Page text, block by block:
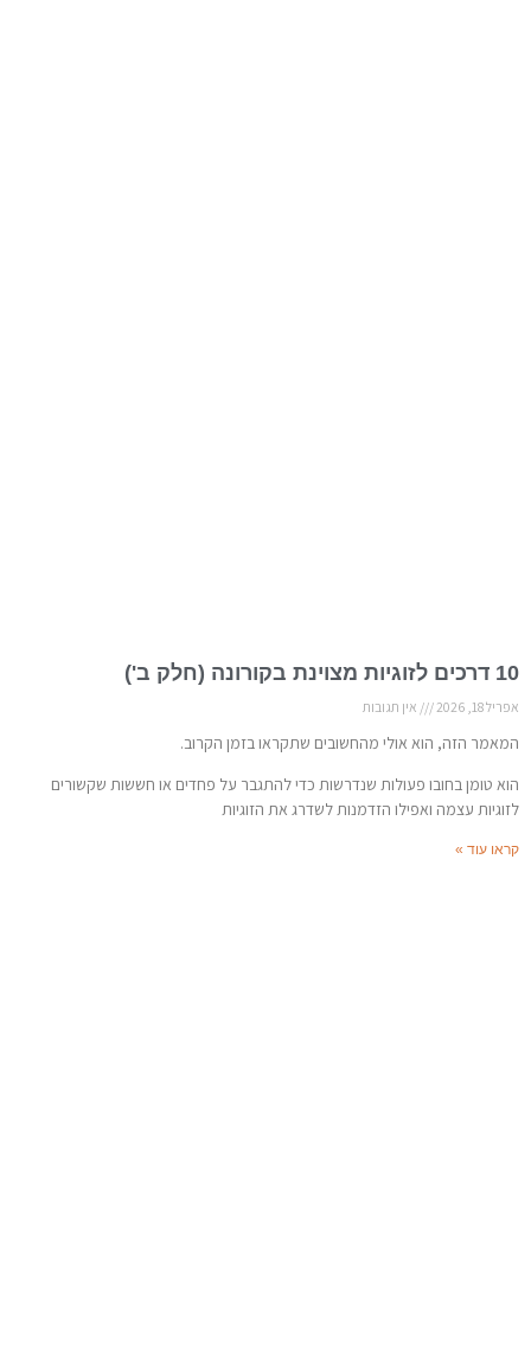
10 דרכים לזוגיות מצוינת בקורונה (חלק ב')
אפריל 18, 2026 אין תגובות
המאמר הזה, הוא אולי מהחשובים שתקראו בזמן הקרוב.
הוא טומן בחובו פעולות שנדרשות כדי להתגבר על פחדים או חששות שקשורים
לזוגיות עצמה ואפילו הזדמנות לשדרג את הזוגיות
קראו עוד »